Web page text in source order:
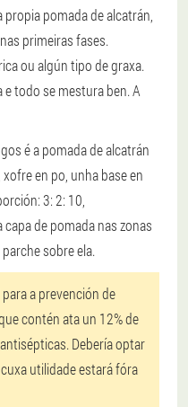
pomada de alcatrán,
primeiras fases.
ou algún tipo de graxa.
todo se mestura ben. A
é a pomada de alcatrán
en po, unha base en
3: 2: 10,
de pomada nas zonas
sobre ela.
a prevención de
contén ata un 12% de
Debería optar
utilidade estará fóra